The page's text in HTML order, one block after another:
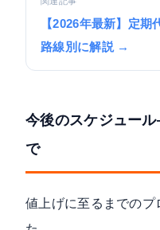
【2026年最新】定期
路線別に解説 →
今後のスケジュー
で
値上げに至るまでのプ